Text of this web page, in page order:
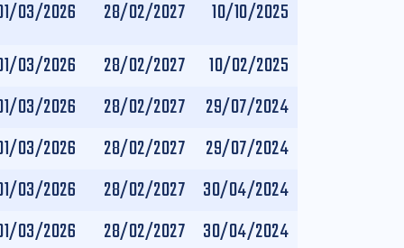
03/2026 28/02/2027
10/10/2025
03/2026
28/02/2027
10/02/2025
03/2026
28/02/2027
29/07/2024
03/2026
28/02/2027
29/07/2024
03/2026
28/02/2027
30/04/2024
03/2026
28/02/2027
30/04/2024